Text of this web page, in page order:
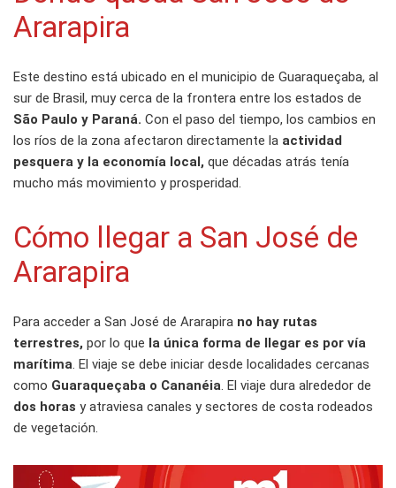
Ararapira
Este destino está ubicado en el municipio de Guaraqueçaba, al
sur de Brasil, muy cerca de la frontera entre los estados de
São Paulo y Paraná. Con el paso del tiempo, los cambios en
los ríos de la zona afectaron directamente la actividad
pesquera y la economía local, que décadas atrás tenía
mucho más movimiento y prosperidad.
Cómo llegar a San José de
Ararapira
Para acceder a San José de Ararapira no hay rutas
terrestres, por lo que la única forma de llegar es por vía
marítima. El viaje se debe iniciar desde localidades cercanas
como Guaraqueçaba o Cananéia. El viaje dura alrededor de
dos horas y atraviesa canales y sectores de costa rodeados
de vegetación.